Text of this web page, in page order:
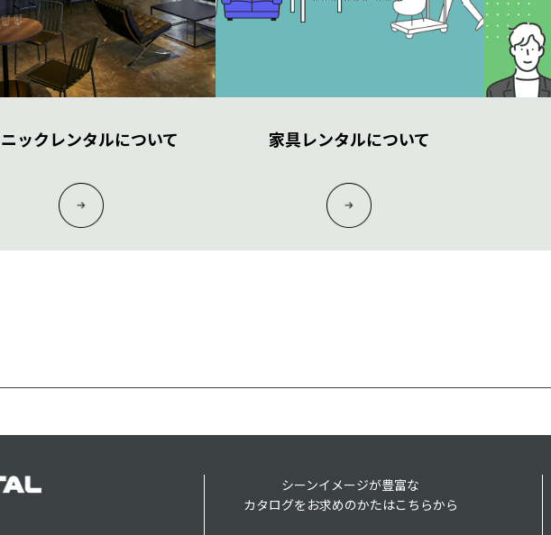
ックレンタルについて 家具レンタルについて
シーンイメージが豊富な
カタログをお求めのかたはこちらから